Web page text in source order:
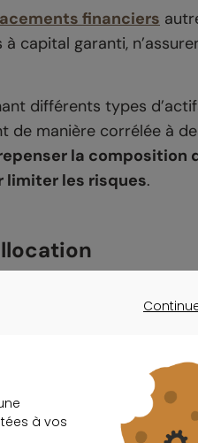
financiers
capital garanti,
différents types
de manière corrélée à
la composition
limiter les risques.
croissance, il devient
au-delà des
des zones
à vos